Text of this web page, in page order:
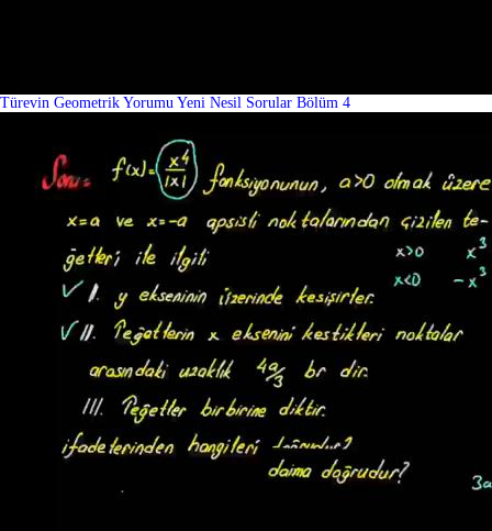
Türevin Geometrik Yorumu Yeni Nesil Sorular Bölüm 4